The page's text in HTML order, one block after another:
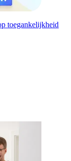
toegankelijkheid